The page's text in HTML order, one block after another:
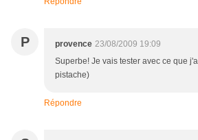
P provence 23/08/2009 19:09
Superbe! Je vais tester avec ce que
pistache)
Répondre